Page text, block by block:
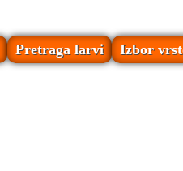
Pretraga larvi Izbor